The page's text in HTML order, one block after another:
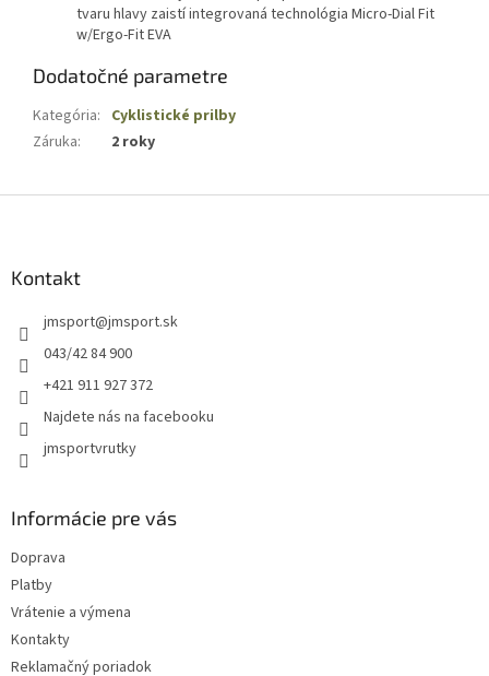
tvaru hlavy zaistíintegrovaná technológia Micro-Dial Fit
w/Ergo-Fit EVA
Dodatočné parametre
Kategória: Cyklistické prilby
Záruka: 2 roky
Kontakt
jmsport@jmsport.sk
043/42 84 900
+421 911 927 372
Najdete nás na facebooku
jmsportvrutky
Informácie pre vás
Doprava
Platby
Vrátenie a výmena
Kontakty
Reklamačný poriadok